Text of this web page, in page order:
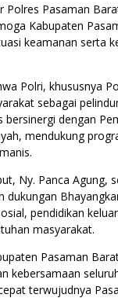
Polres Pasaman
Kabupaten
keamanan serta
Polri, khususnya
sebagai
bersinergi dengan
mendukung
Ny. Panca Agung,
dukungan
pendidikan
masyarakat.
Pasaman
kebersamaan
terwujudnya